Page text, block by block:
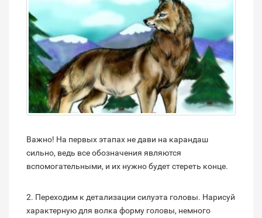
Важно! На первых этапах не дави на карандаш
сильно, ведь все обозначения являются
вспомогательными, и их нужно будет стереть конце.
2. Переходим к детализации силуэта головы. Нарисуй
характерную для волка форму головы, немного